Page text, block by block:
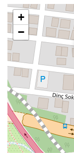
+
−